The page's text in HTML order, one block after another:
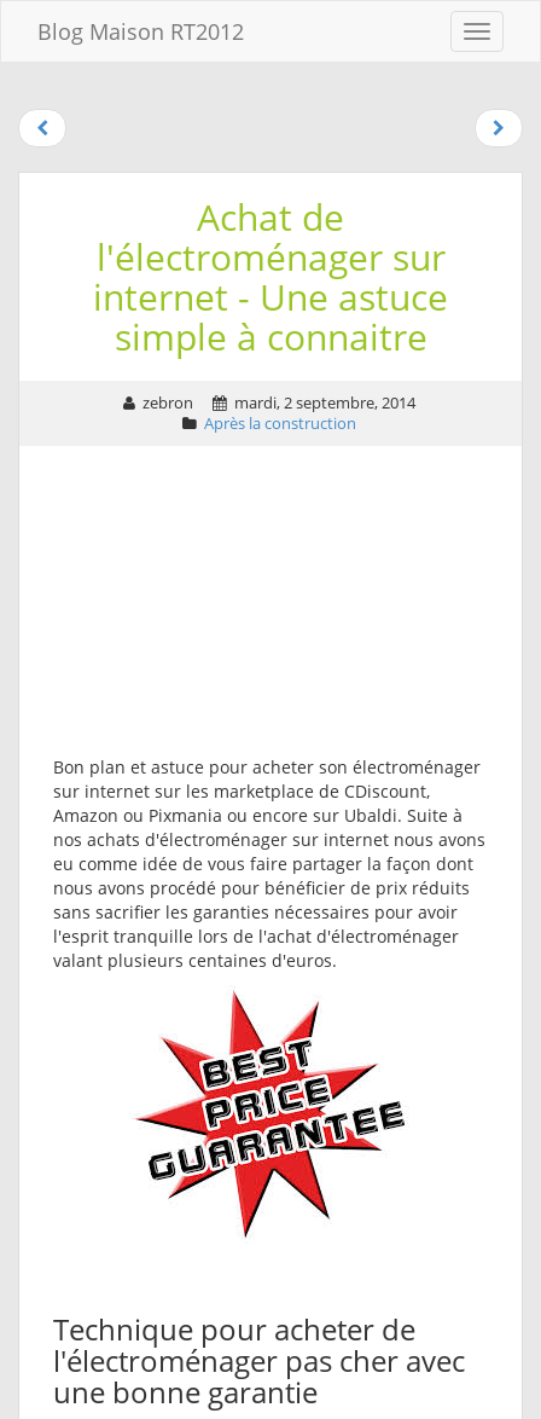
Menu
Blog Maison RT2012
contenu
menu
Aller à la
Achat de
l'électroménager sur
internet - Une astuce
simple à connaitre
zebron
mardi, 2 septembre, 2014
Après la construction
Bon plan et astuce pour acheter son électroménager
sur internet sur les marketplace de CDiscount,
Amazon ou Pixmania ou encore sur Ubaldi. Suite à
nos achats d'électroménager sur internet nous avons
eu comme idée de vous faire partager la façon dont
nous avons procédé pour bénéficier de prix réduits
sans sacrifier les garanties nécessaires pour avoir
l'esprit tranquille lors de l'achat d'électroménager
valant plusieurs centaines d'euros.
Technique pour acheter de
l'électroménager pas cher avec
une bonne garantie